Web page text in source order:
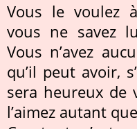
Vous le voulez
vous ne savez
Vous n’avez
qu’il peut avoir,
sera heureux de
l’aimez autant